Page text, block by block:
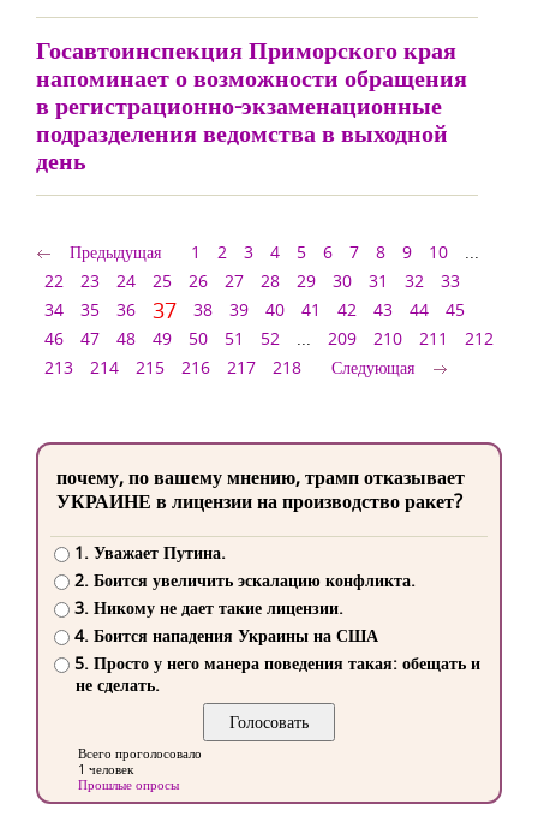
Госавтоинспекция Приморского края
напоминает о возможности обращения
в регистрационно-экзаменационные
подразделения ведомства в выходной
день
Предыдущая 1 2 3 4 5 6 7 8 9 10
...
22
23 24 25 26 27 28 29 30 31 32
33
34
35 36 37 38 39 40 41 42 43 44
45
46
47 48 49 50 51 52 ... 209 210 211
212
213
214 215 216 217 218 Следующая
почему, по вашему мнению, трамп отказывает
УКРАИНЕ в лицензии на производство ракет?
1. Уважает Путина.
2. Боится увеличить эскалацию конфликта.
3. Никому не дает такие лицензии.
4. Боится нападения Украины на США
5. Просто у него манера поведения такая: обещать и
не сделать.
Всего проголосовало
1 человек
Прошлые опросы